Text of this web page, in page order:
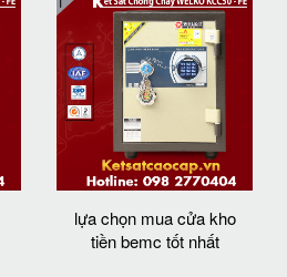
lựa chọn mua cửa kho
tiền bemc tốt nhất